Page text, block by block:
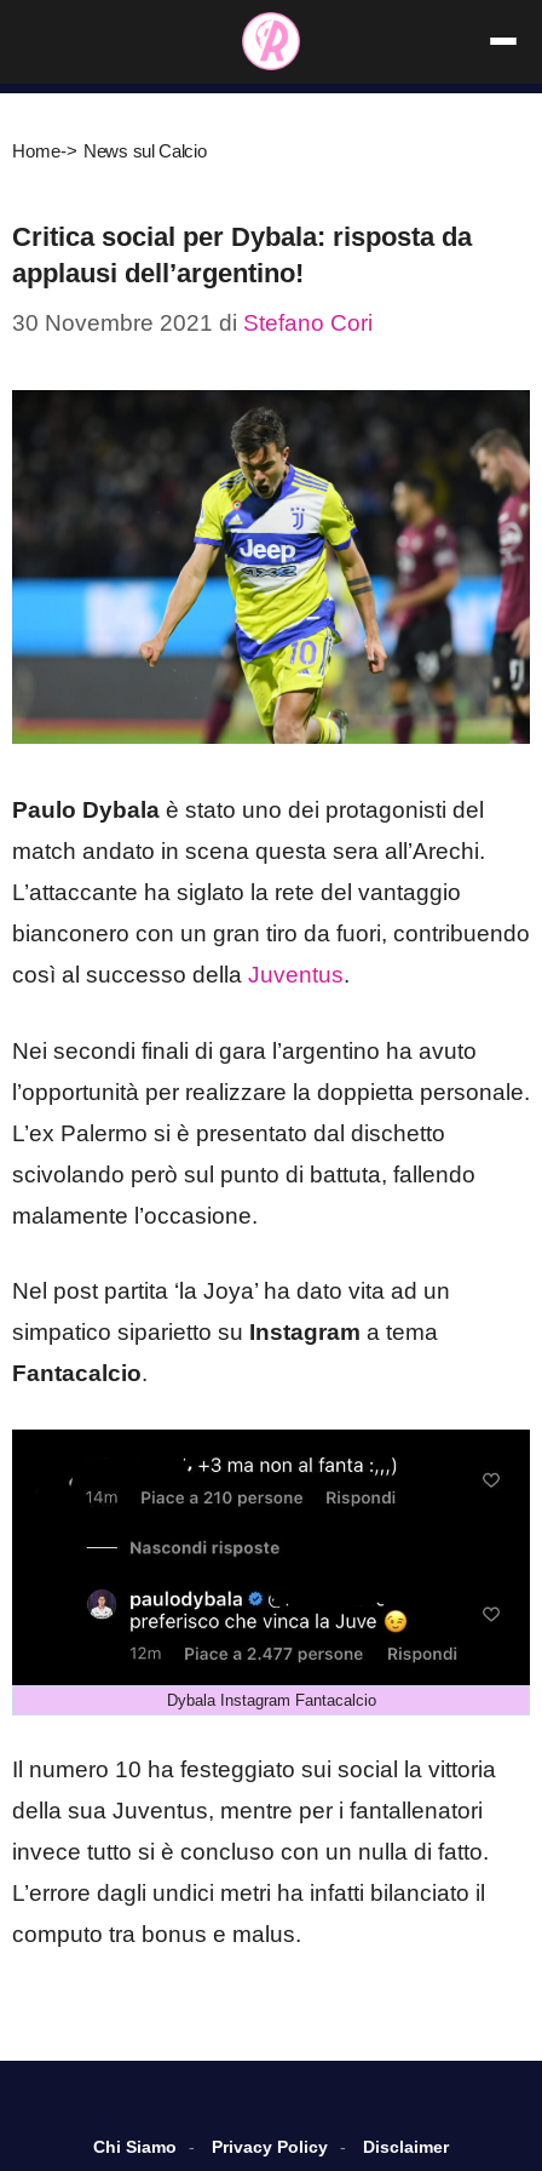
contenuto
Home-> News sul Calcio
Critica social per Dybala: risposta da
applausi dell’argentino!
30 Novembre 2021 di Stefano Cori
Paulo Dybala è stato uno dei protagonisti del
match andato in scena questa sera all’Arechi.
L’attaccante ha siglato la rete del vantaggio
bianconero con un gran tiro da fuori, contribuendo
così al successo della Juventus.
Nei secondi finali di gara l’argentino ha avuto
l’opportunità per realizzare la doppietta personale.
L’ex Palermo si è presentato dal dischetto
scivolando però sul punto di battuta, fallendo
malamente l’occasione.
Nel post partita ‘la Joya’ ha dato vita ad un
simpatico siparietto su Instagram a tema
Fantacalcio.
Dybala Instagram Fantacalcio
Il numero 10 ha festeggiato sui social la vittoria
della sua Juventus, mentre per i fantallenatori
invece tutto si è concluso con un nulla di fatto.
L’errore dagli undici metri ha infatti bilanciato il
computo tra bonus e malus.
Chi Siamo Privacy Policy Disclaimer